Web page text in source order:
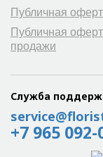
Публичная
Публичная
продажи
Служба
+7 965 092-